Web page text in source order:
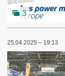
3
25.04.2025 – 19:13